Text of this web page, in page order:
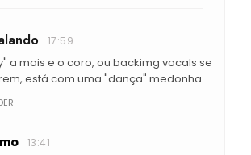
17:59
a mais e o coro, ou backimg vocals se
está com uma "dança" medonha
13:41